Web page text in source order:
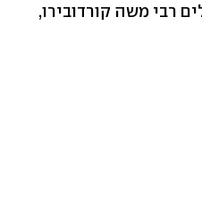
רבי משה קורדובירו,